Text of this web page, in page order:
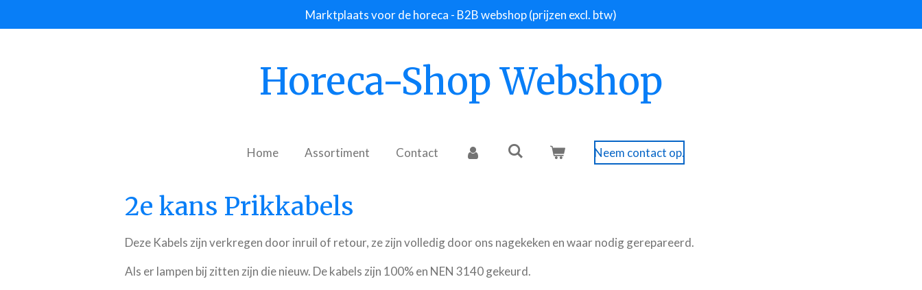
direct
Marktplaats voor de horeca - B2B webshop (prijzen excl. btw)
Horeca-Shop Webshop
Home Assortiment Contact Neem contact op.
2e kans Prikkabels
Deze Kabels zijn verkregen door inruil of retour, ze zijn volledig door ons nagekeken en waar nodig gerepareerd.
Als er lampen bij zitten zijn die nieuw. De kabels zijn 100% en NEN 3140 gekeurd.